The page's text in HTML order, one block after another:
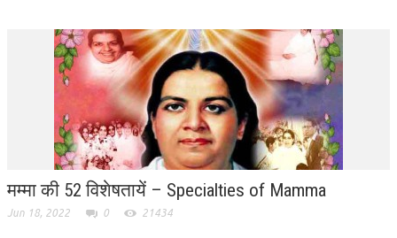
SHANTIVAN
CONTACT-US
मम्मा की 52 विशेषतायें – Specialties of Mamma
Jun 18, 2022 0 21434